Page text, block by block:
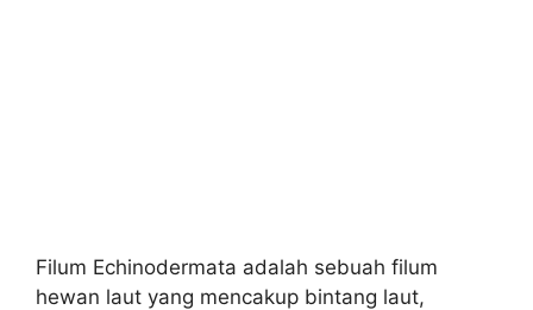
Filum Echinodermata adalah sebuah filum
hewan laut yang mencakup bintang laut,